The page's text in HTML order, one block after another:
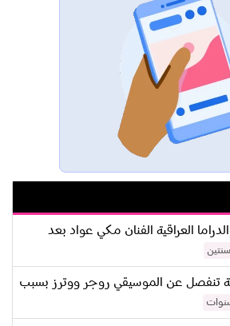
العراقية الفنان مكي عواد بعد
تنفصل عن الموسيقي روجر ووترز بسبب